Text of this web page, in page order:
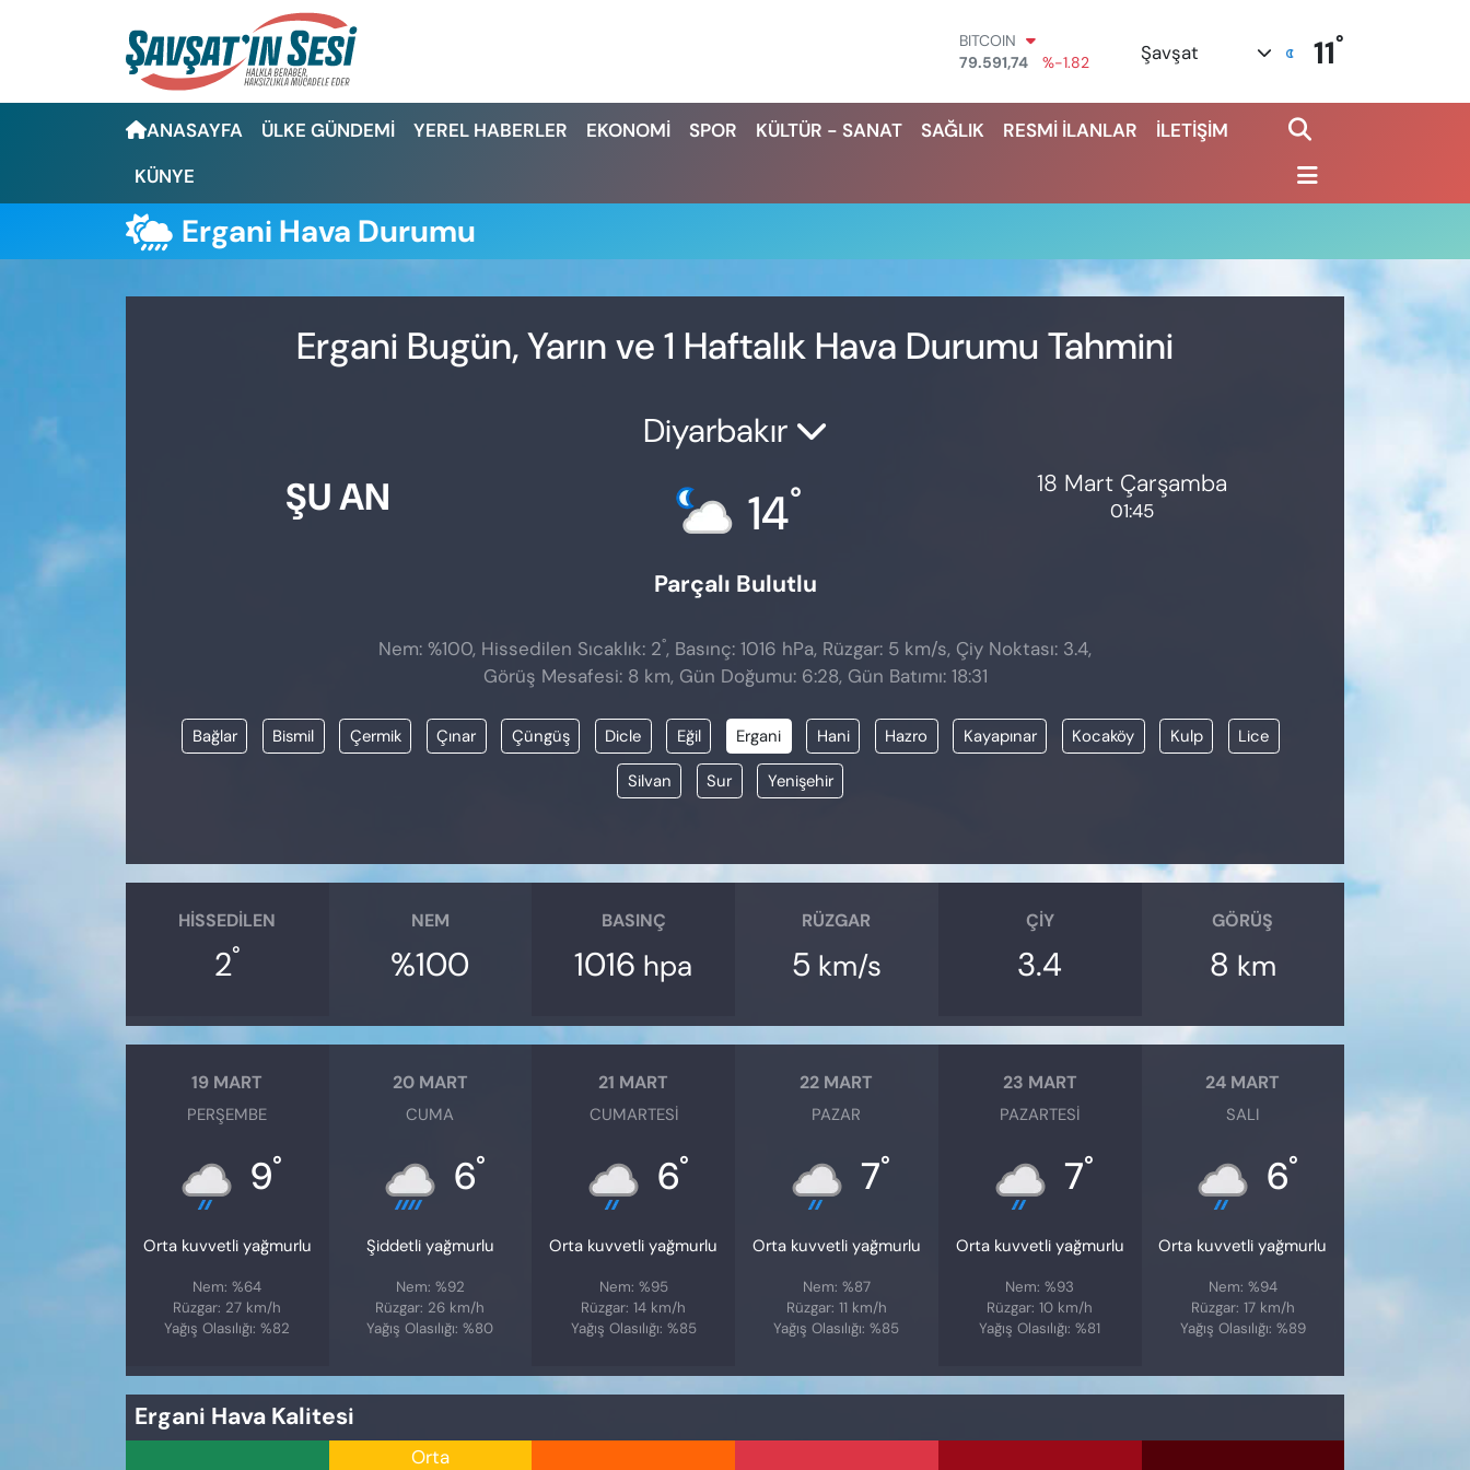
BITCOIN
79.591,74
%-1.82
45,43620
%0.02
EURO
%0
Şavşat 11°
ANASAYFA ÜLKE GÜNDEMİ YEREL HABERLER EKONOMİ SPOR KÜLTÜR - SANAT SAĞLIK RESMİ İLANLAR
İLETİŞİM
KÜNYE
Ergani Hava Durumu
Ergani Bugün, Yarın ve 1 Haftalık Hava Durumu Tahmini
ŞU AN
Diyarbakır
14°
Parçalı Bulutlu
18 Mart Çarşamba
01:45
Nem: %100, Hissedilen Sıcaklık: 2°, Basınç: 1016 hPa, Rüzgar: 5 km/s, Çiy Noktası: 3.4,
Görüş Mesafesi: 8 km, Gün Doğumu: 6:28, Gün Batımı: 18:31
Bağlar Bismil Çermik Çınar Çüngüş Dicle Eğil Ergani Hani Hazro Kayapınar Kocaköy Kulp Lice
Silvan Sur Yenişehir
HISSEDILEN
2°
NEM
%100
BASINÇ
1016 hpa
RÜZGAR
5 km/s
ÇIY
3.4
GÖRÜŞ
8 km
19 MART
PERŞEMBE
9°
Orta kuvvetli yağmurlu
Nem: %64
Rüzgar: 27 km/h
Yağış Olasılığı: %82
20 MART
CUMA
6°
Şiddetli yağmurlu
Nem: %92
Rüzgar: 26 km/h
Yağış Olasılığı: %80
21 MART
CUMARTESI
6°
Orta kuvvetli yağmurlu
Nem: %95
Rüzgar: 14 km/h
Yağış Olasılığı: %85
22 MART
PAZAR
7°
Orta kuvvetli yağmurlu
Nem: %87
Rüzgar: 11 km/h
Yağış Olasılığı: %85
23 MART
PAZARTESI
7°
Orta kuvvetli yağmurlu
Nem: %93
Rüzgar: 10 km/h
Yağış Olasılığı: %81
24 MART
SALI
6°
Orta kuvvetli yağmurlu
Nem: %94
Rüzgar: 17 km/h
Yağış Olasılığı: %89
Ergani Hava Kalitesi
Orta
Artvin Nöbetçi Eczaneler
Artvin Hava Durumu
Artvin Trafik Yoğunluk Haritası